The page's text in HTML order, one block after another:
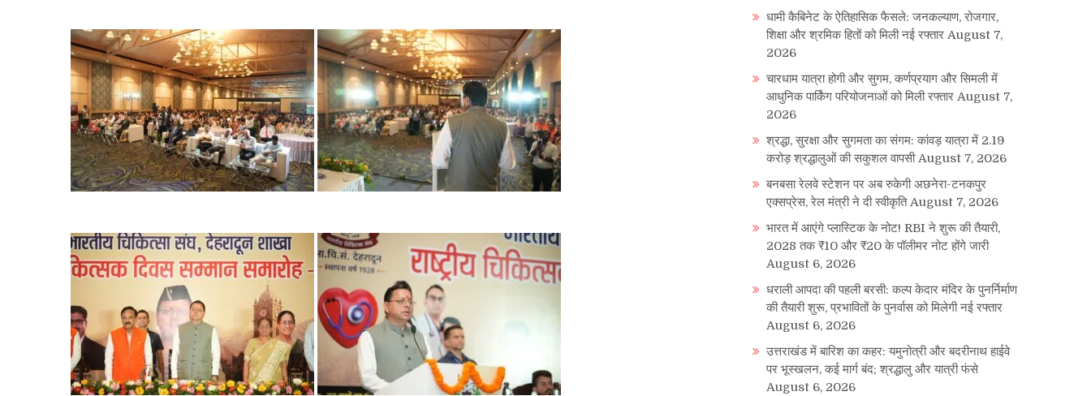
धामी कैबिनेट के ऐतिहासिक फैसले: जनकल्याण, रोजगार,
शिक्षा और श्रमिक हितों को मिली नई रफ्तार August 7,
2026
चारधाम यात्रा होगी और सुगम, कर्णप्रयाग और सिमली में
आधुनिक पार्किंग परियोजनाओं को मिली रफ्तार August 7,
2026
श्रद्धा, सुरक्षा और सुगमता का संगम: कांवड़ यात्रा में 2.19
करोड़ श्रद्धालुओं की सकुशल वापसी August 7, 2026
बनबसा रेलवे स्टेशन पर अब रुकेगी अछनेरा-टनकपुर
एक्सप्रेस, रेल मंत्री ने दी स्वीकृति August 7, 2026
भारत में आएंगे प्लास्टिक के नोट! RBI ने शुरू की तैयारी,
2028 तक ₹10 और ₹20 के पॉलीमर नोट होंगे जारी
August 6, 2026
धराली आपदा की पहली बरसी: कल्प केदार मंदिर के पुनर्निर्माण
की तैयारी शुरू, प्रभावितों के पुनर्वास को मिलेगी नई रफ्तार
August 6, 2026
उत्तराखंड में बारिश का कहर: यमुनोत्री और बदरीनाथ हाईवे
पर भूस्खलन, कई मार्ग बंद; श्रद्धालु और यात्री फंसे
August 6, 2026